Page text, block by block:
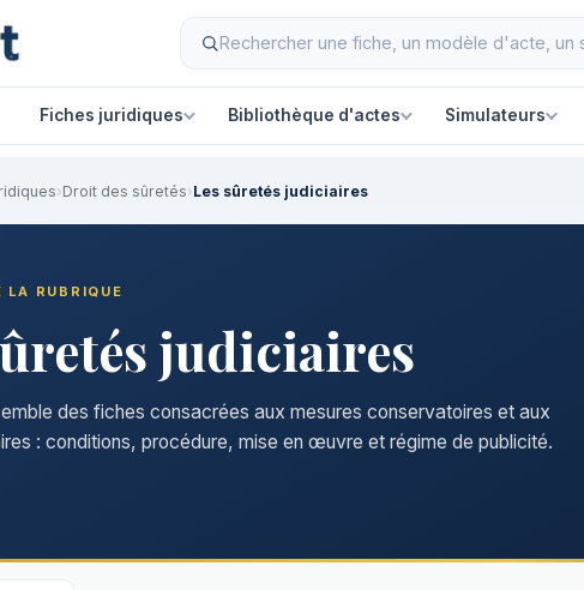
Fiches juridiques Bibliothèque d'actes Simulateurs
›Droit des sûretés›Les sûretés judiciaires
LA RUBRIQUE
judiciaires
des fiches consacrées aux mesures conservatoires et aux
: conditions, procédure, mise en œuvre et régime de publicité.